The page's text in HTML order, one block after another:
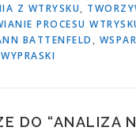
Z WTRYSKU,
PROCESU
BATTENFELD ,
WYPRASKI
DO “ANALIZA